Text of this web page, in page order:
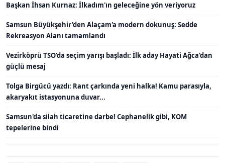
Başkan İhsan Kurnaz: İlkadım'ın geleceğine yön veriyoruz
Samsun Büyükşehir'den Alaçam'a modern dokunuş: Sedde
Rekreasyon Alanı tamamlandı
Vezirköprü TSO'da seçim yarışı başladı: İlk aday Hayati Ağca'dan
güçlü mesaj
Tolga Birgücü yazdı: Rant çarkında yeni halka! Kamu parasıyla,
akaryakıt istasyonuna duvar...
Samsun'da silah ticaretine darbe! Cephanelik gibi, KOM
tepelerine bindi